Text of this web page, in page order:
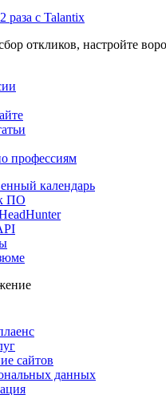
раза с Talantix
откликов, настройте
профессиям
календарь
ПО
сайтов
данных